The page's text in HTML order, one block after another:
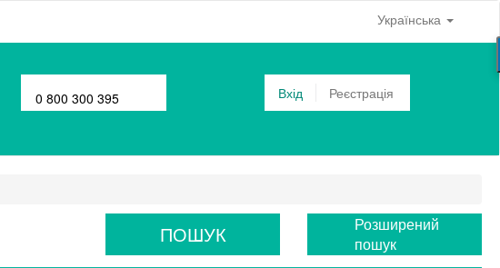
Українська
0 800 300 395 Вхід Реєстрація
ПОШУК
Розширений
пошук